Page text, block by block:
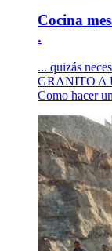
Cocina
.
... quizás
GRANITO A
Como hacer